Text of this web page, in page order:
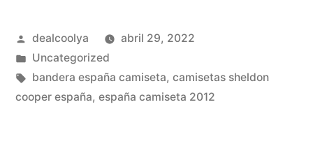
Publicado
por
dealcoolya
abril 29, 2022
Publicado
en
Uncategorized
Etiquetas:
bandera españa camiseta, camisetas sheldon
cooper españa, españa camiseta 2012